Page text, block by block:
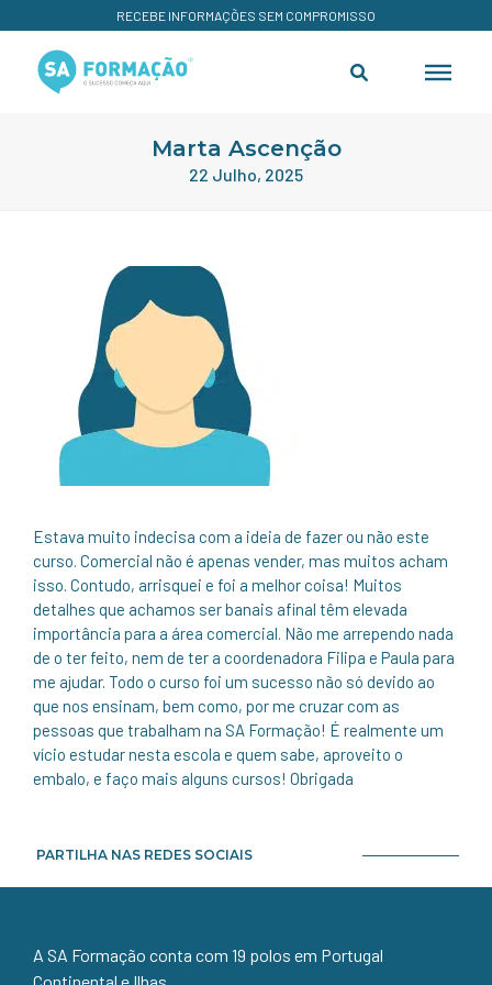
RECEBE INFORMAÇÕES SEM COMPROMISSO
Marta Ascenção
22 Julho, 2025
Estava muito indecisa com a ideia de fazer ou não este
curso. Comercial não é apenas vender, mas muitos acham
isso. Contudo, arrisquei e foi a melhor coisa! Muitos
detalhes que achamos ser banais afinal têm elevada
importância para a área comercial. Não me arrependo nada
de o ter feito, nem de ter a coordenadora Filipa e Paula para
me ajudar. Todo o curso foi um sucesso não só devido ao
que nos ensinam, bem como, por me cruzar com as
pessoas que trabalham na SA Formação! É realmente um
vício estudar nesta escola e quem sabe, aproveito o
embalo, e faço mais alguns cursos! Obrigada
PARTILHA NAS REDES SOCIAIS
A SA Formação conta com 19 polos em Portugal
Continental e Ilhas.